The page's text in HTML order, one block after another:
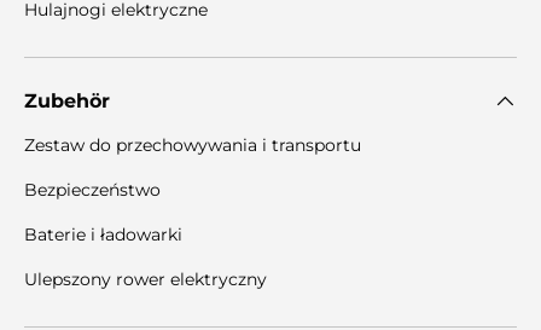
Hulajnogi elektryczne
Zubehör
Zestaw do przechowywania i transportu
Bezpieczeństwo
Baterie i ładowarki
Ulepszony rower elektryczny